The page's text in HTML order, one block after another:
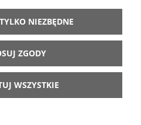
Z NAMI
NIEZBĘDNE
ZGODY
WSZYSTKIE